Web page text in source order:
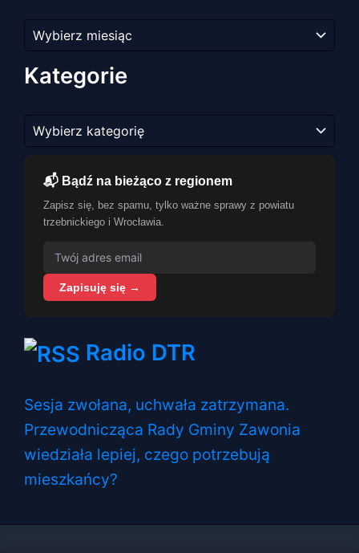
artykułów
Kategorie
📬 Bądź na bieżąco z regionem
Zapisz się, bez spamu, tylko ważne sprawy z powiatu
trzebnickiego i Wrocławia.
Zapisuję się →
Radio DTR
Sesja zwołana, uchwała zatrzymana.
Przewodnicząca Rady Gminy Zawonia
wiedziała lepiej, czego potrzebują
mieszkańcy?